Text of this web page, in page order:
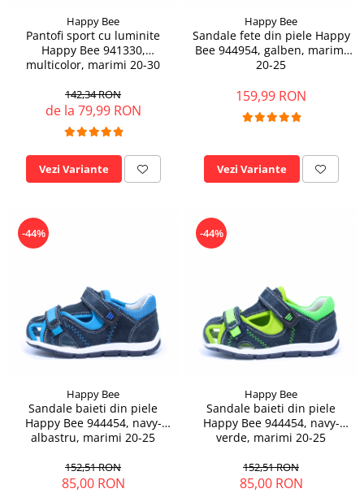
Happy Bee
Pantofi sport cu luminite
Happy Bee 941330,
multicolor, marimi 20-30
142,34 RON
de la 79,99 RON
Vezi Variante
Happy Bee
Sandale fete din piele Happy
Bee 944954, galben, marimi
20-25
159,99 RON
Vezi Variante
-44%
Happy Bee
Sandale baieti din piele
Happy Bee 944454, navy-
albastru, marimi 20-25
152,51 RON
85,00 RON
-44%
Happy Bee
Sandale baieti din piele
Happy Bee 944454, navy-
verde, marimi 20-25
152,51 RON
85,00 RON